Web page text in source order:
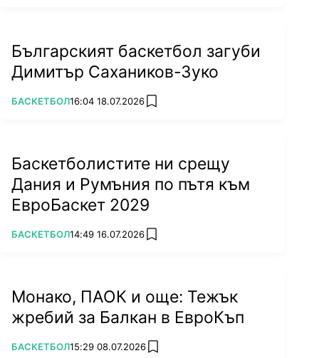
Българският баскетбол загуби
Димитър Сахаников-Зуко
ПОВЕЧЕ ОТ
БАСКЕТБОЛ16:04 18.07.2026 add favorites
Баскетболистите ни срещу
Дания и Румъния по пътя към
ЕвроБаскет 2029
ПОВЕЧЕ ОТ
БАСКЕТБОЛ14:49 16.07.2026 add favorites
Монако, ПАОК и още: Тежък
жребий за Балкан в ЕвроКъп
ПОВЕЧЕ ОТ
БАСКЕТБОЛ15:29 08.07.2026 add favorites